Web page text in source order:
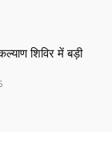
शिविर में बड़ी